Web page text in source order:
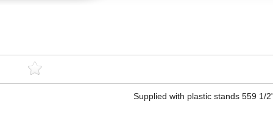
Supplied with plastic stands 559 1/